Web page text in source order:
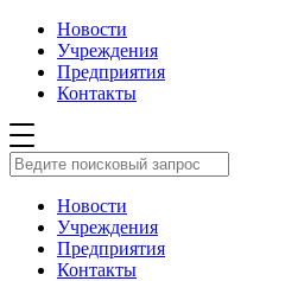
Новости
Учреждения
Предприятия
Контакты
Новости
Учреждения
Предприятия
Контакты